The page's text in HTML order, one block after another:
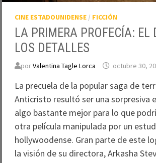
CINE ESTADOUNIDENSE/ FICCIÓN
LA PRIMERA PROFECÍA: EL
LOS DETALLES
porValentina Tagle Lorca octubre 30,
La precuela de la popular saga de
Anticristo resultó ser una sorpresiva
algo bastante mejor para lo que
otra película manipulada por un
hollywoodense. Gran parte de este
la visión de su directora, Arkasha